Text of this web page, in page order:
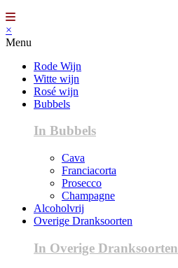
×
Menu
Rode Wijn
Witte wijn
Rosé wijn
Bubbels
In Bubbels
Cava
Franciacorta
Prosecco
Champagne
Alcoholvrij
Overige Dranksoorten
In Overige Dranksoorten